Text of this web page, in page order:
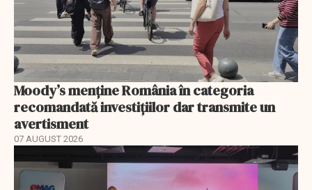
Moody’s menține România în categoria
recomandată investițiilor dar transmite un
avertisment
07 AUGUST 2026